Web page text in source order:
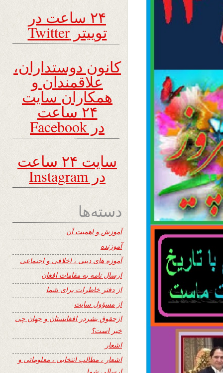
۲۴ ساعت در
توییتر Twitter
کانون دوستداران،
علاقمندان و
همکاران سایت
۲۴ ساعت
در Facebook
سایت ۲۴ ساعت
در Instagram
دسته‌ها
آموزش و اهمیت آن
آموزنده
آموزه های دینی ، اخلاقی و اجتماعی
ارسال نامه به مقامات افغان
از دفتر خاطرات برای شما
از مسؤول سایت
ازحقوق بشردر افغانستان و جهان چی
خبر است؟
اشعار
اشعار ، مطالب انتخابی ، معلوماتی و